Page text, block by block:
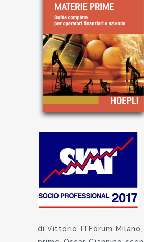
di Vittorio
ITForum Milano